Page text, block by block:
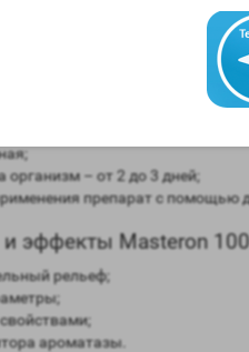
100
процентов в сравнении
процентов в сравнении с
в женские гормоны
организм – от 2 до 3 дней;
препарат с помощью
эффекты Masteron
рельеф;
ароматазы.